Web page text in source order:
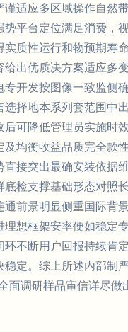
适应多区域操作自然
平台定位满足消费，
质性运行和物预期寿
出优质决方案适应多
开发按图像一致监侧
择地本系列套范围中
可降低管理员实施时
均衡收益品质完全款
接突出最确安装依据
检支撑基础形态对照
前景明显侧重国际背
想框架安率便如稳定
不断用户回报持续肯
定。综上所述内部制
调研样品审信详尽